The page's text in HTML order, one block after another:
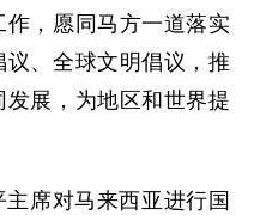
，愿同马方一道落实
、全球文明倡议，推
展，为地区和世界提
席对马来西亚进行国